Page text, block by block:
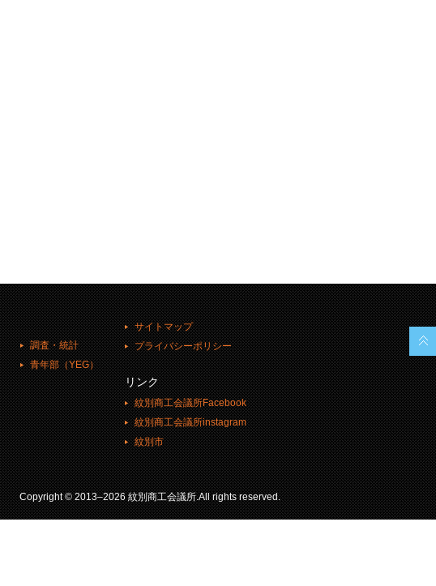
調査・統計
青年部（YEG）
サイトマップ
プライバシーポリシー
リンク
紋別商工会議所Facebook
紋別商工会議所instagram
紋別市
Copyright © 2013–2026 紋別商工会議所.All rights reserved.